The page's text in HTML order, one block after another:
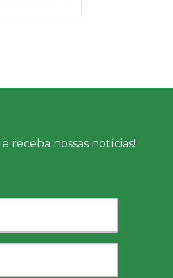
receba nossas notícias!